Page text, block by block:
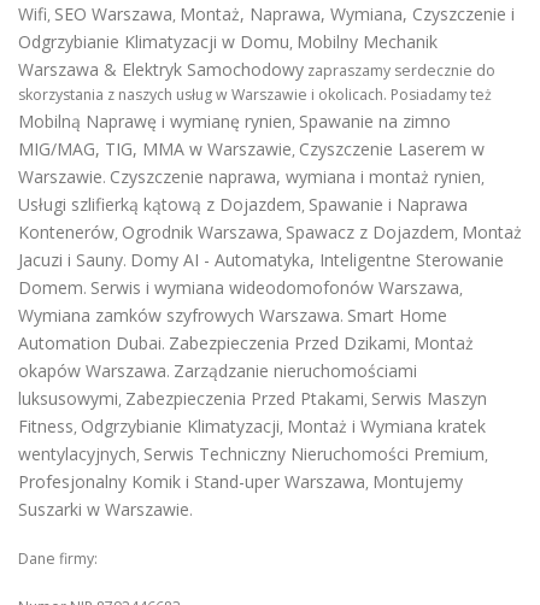
Wifi, SEO Warszawa, Montaż, Naprawa, Wymiana, Czyszczenie i
Odgrzybianie Klimatyzacji w Domu, Mobilny Mechanik
Warszawa & Elektryk Samochodowy zapraszamy serdecznie do
skorzystania z naszych usług w Warszawie i okolicach. Posiadamy też
Mobilną Naprawę i wymianę rynien, Spawanie na zimno
MIG/MAG, TIG, MMA w Warszawie, Czyszczenie Laserem w
Warszawie. Czyszczenie naprawa, wymiana i montaż rynien,
Usługi szlifierką kątową z Dojazdem, Spawanie i Naprawa
Kontenerów, Ogrodnik Warszawa, Spawacz z Dojazdem, Montaż
Jacuzi i Sauny. Domy AI - Automatyka, Inteligentne Sterowanie
Domem. Serwis i wymiana wideodomofonów Warszawa,
Wymiana zamków szyfrowych Warszawa. Smart Home
Automation Dubai. Zabezpieczenia Przed Dzikami, Montaż
okapów Warszawa. Zarządzanie nieruchomościami
luksusowymi, Zabezpieczenia Przed Ptakami, Serwis Maszyn
Fitness, Odgrzybianie Klimatyzacji, Montaż i Wymiana kratek
wentylacyjnych, Serwis Techniczny Nieruchomości Premium,
Profesjonalny Komik i Stand-uper Warszawa, Montujemy
Suszarki w Warszawie.
Dane firmy: